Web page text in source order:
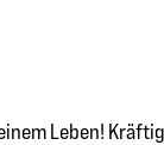
Leben!